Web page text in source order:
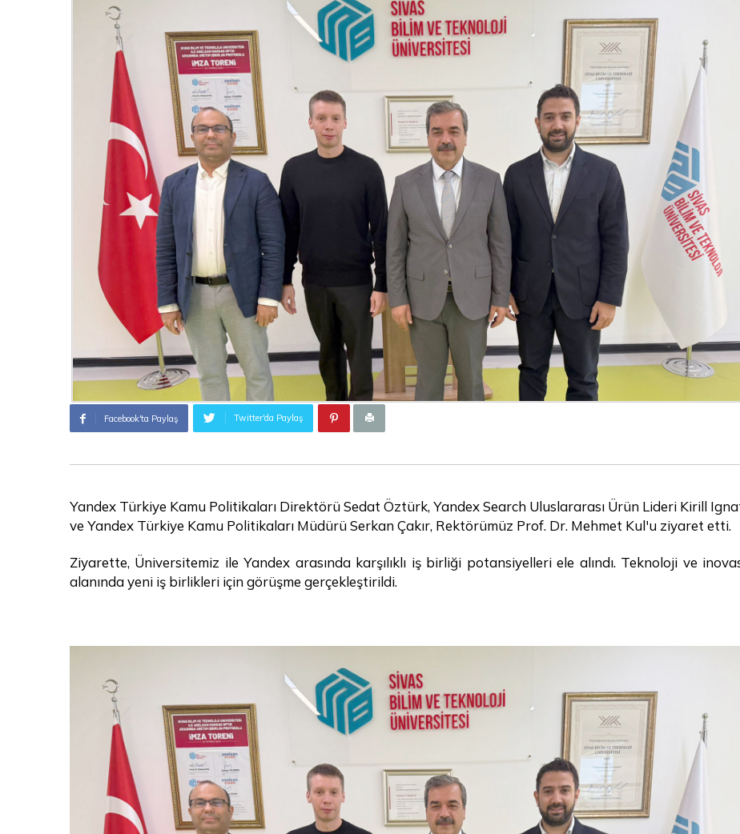
Facebook'ta Paylaş Twitter'da Paylaş
Yandex Türkiye Kamu Politikaları Direktörü Sedat Öztürk, Yandex Search Uluslararası Ürün Lideri Kirill
ve Yandex Türkiye Kamu Politikaları Müdürü Serkan Çakır, Rektörümüz Prof. Dr. Mehmet Kul'u ziyaret etti.
Ziyarette, Üniversitemiz ile Yandex arasında karşılıklı iş birliği potansiyelleri ele alındı. Teknoloji ve
alanında yeni iş birlikleri için görüşme gerçekleştirildi.